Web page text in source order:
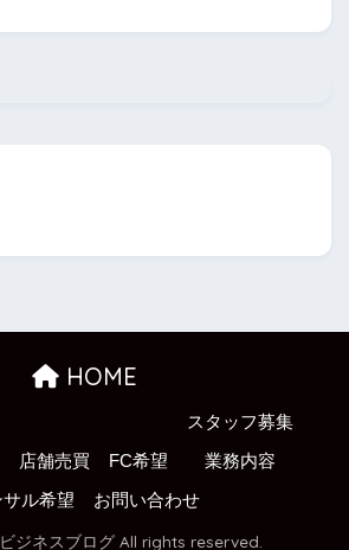
HOME
店舗売買 FC希望
スタッフ募集
業務内容
サル希望 お問い合わせ
ジネスブログ All rights reserved.